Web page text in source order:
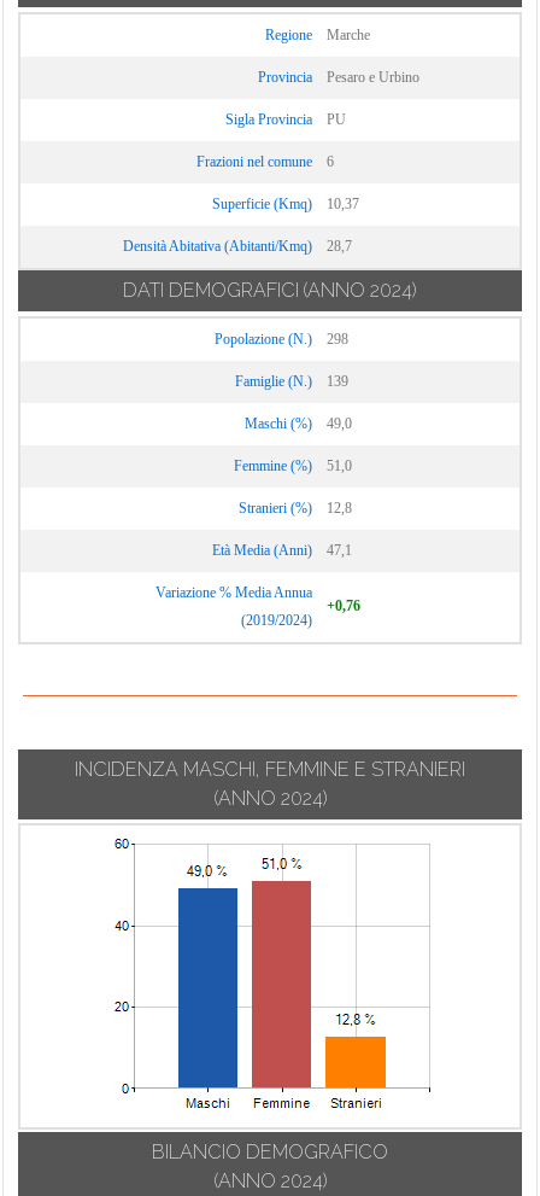
Regione Marche
Provincia Pesaro e Urbino
Sigla Provincia PU
Frazioni nel comune 6
Superficie (Kmq) 10,37
Densità Abitativa (Abitanti/Kmq) 28,7
DATI DEMOGRAFICI (ANNO 2024)
Popolazione (N.) 298
Famiglie (N.) 139
Maschi (%) 49,0
Femmine (%) 51,0
Stranieri (%) 12,8
Età Media (Anni) 47,1
Variazione % Media Annua
(2019/2024)
+0,76
INCIDENZA MASCHI, FEMMINE E STRANIERI
(ANNO 2024)
BILANCIO DEMOGRAFICO
(ANNO 2024)